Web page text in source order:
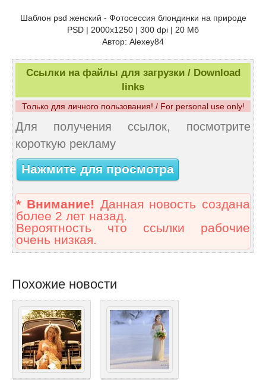
Шаблон psd женский - Фотосессия блондинки на природе
PSD | 2000x1250 | 300 dpi | 20 Мб
Автор: Alexey84
Ссылки на файлы для загрузки / Download
links
Только для личного пользования! / For personal use only!
Для получения ссылок, посмотрите
короткую рекламу
Нажмите для просмотра
* Внимание! Данная новость создана
более 2 лет назад.
Вероятность что ссылки рабочие
очень низкая.
Похожие новости